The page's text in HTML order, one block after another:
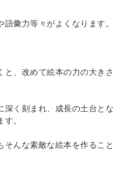
彙力等々がよくなります。
と、改めて絵本の力の大きさ
深く刻まれ、成長の土台とな
。
そんな素敵な絵本を作ること